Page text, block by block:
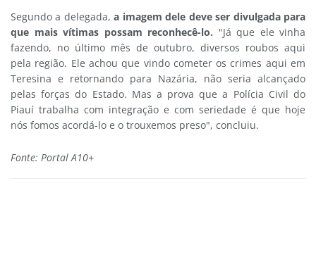
Segundo a delegada, a imagem dele deve ser divulgada para
que mais vítimas possam reconhecê-lo. "Já que ele vinha
fazendo, no último mês de outubro, diversos roubos aqui
pela região. Ele achou que vindo cometer os crimes aqui em
Teresina e retornando para Nazária, não seria alcançado
pelas forças do Estado. Mas a prova que a Polícia Civil do
Piauí trabalha com integração e com seriedade é que hoje
nós fomos acordá-lo e o trouxemos preso", concluiu.
Fonte: Portal A10+